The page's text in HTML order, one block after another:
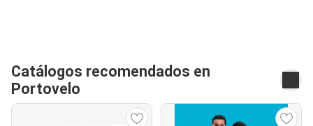
Catálogos recomendados en
Portovelo